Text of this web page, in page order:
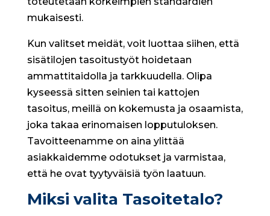
mukaisesti.
Kun valitset meidät, voit luottaa siihen, että
sisätilojen tasoitustyöt hoidetaan
ammattitaidolla ja tarkkuudella. Olipa
kyseessä sitten seinien tai kattojen
tasoitus, meillä on kokemusta ja osaamista,
joka takaa erinomaisen lopputuloksen.
Tavoitteenamme on aina ylittää
asiakkaidemme odotukset ja varmistaa,
että he ovat tyytyväisiä työn laatuun.
Miksi valita Tasoitetalo?